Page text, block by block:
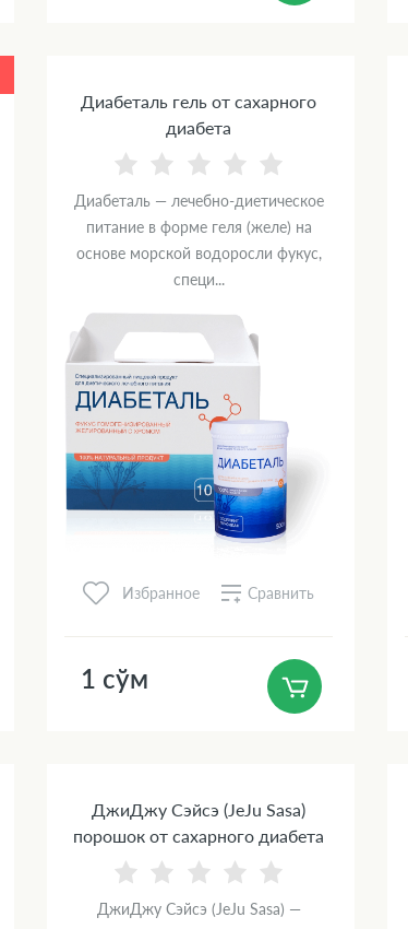
Диабеталь гель от сахарного
диабета
Диабеталь — лечебно-диетическое
питание в форме геля (желе) на
основе морской водоросли фукус,
специ...
Избранное Сравнить
1 сўм
ДжиДжу Сэйсэ (JeJu Sasa)
порошок от сахарного диабета
ДжиДжу Сэйсэ (JeJu Sasa) —